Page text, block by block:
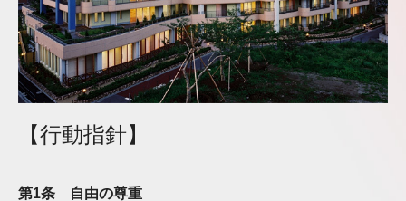
ボランティア募集
【行動指針】
第1条
自由の尊重